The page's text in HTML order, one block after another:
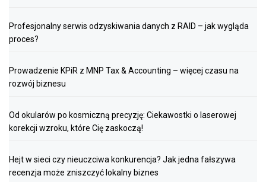
Profesjonalny serwis odzyskiwania danych z RAID – jak wygląda
proces?
Prowadzenie KPiR z MNP Tax & Accounting – więcej czasu na
rozwój biznesu
Od okularów po kosmiczną precyzję: Ciekawostki o laserowej
korekcji wzroku, które Cię zaskoczą!
Hejt w sieci czy nieuczciwa konkurencja? Jak jedna fałszywa
recenzja może zniszczyć lokalny biznes